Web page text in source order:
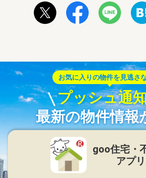
お気に入りの物件を見逃さ
プッシュ通
最新の物件情報
goo住宅・
アプリ